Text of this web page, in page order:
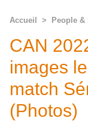
Accueil > People &
CAN
images
match
(Photos)